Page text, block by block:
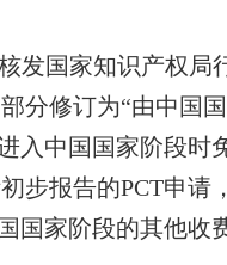
发国家知识产权局
分修订为“由中国
入中国国家阶段时
步报告的PCT申请
国家阶段的其他收